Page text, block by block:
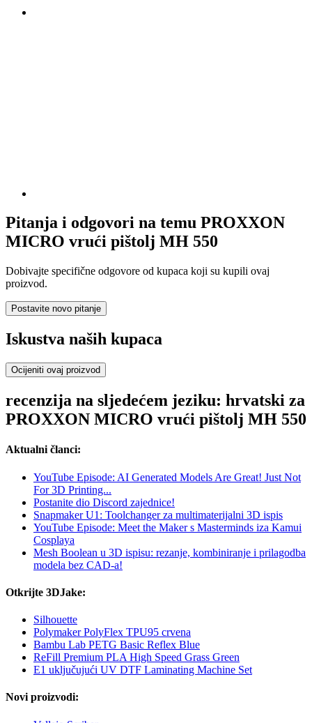
Pitanja i odgovori na temu PROXXON
MICRO vrući pištolj MH 550
Dobivajte specifične odgovore od kupaca koji su kupili ovaj
proizvod.
Postavite novo pitanje
Iskustva naših kupaca
Ocijeniti ovaj proizvod
recenzija na sljedećem jeziku: hrvatski za
PROXXON MICRO vrući pištolj MH 550
Aktualni članci:
YouTube Episode: AI Generated Models Are Great! Just Not
For 3D Printing...
Postanite dio Discord zajednice!
Snapmaker U1: Toolchanger za multimaterijalni 3D ispis
YouTube Episode: Meet the Maker s Masterminds iza Kamui
Cosplaya
Mesh Boolean u 3D ispisu: rezanje, kombiniranje i prilagodba
modela bez CAD-a!
Otkrijte 3DJake:
Silhouette
Polymaker PolyFlex TPU95 crvena
Bambu Lab PETG Basic Reflex Blue
ReFill Premium PLA High Speed Grass Green
E1 uključujući UV DTF Laminating Machine Set
Novi proizvodi: